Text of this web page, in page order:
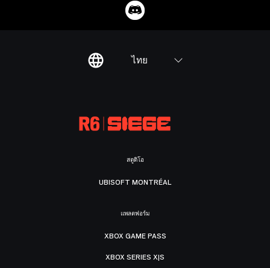
ไทย
สตูดิโอ
UBISOFT MONTRÉAL
แพลตฟอร์ม
XBOX GAME PASS
XBOX SERIES X|S